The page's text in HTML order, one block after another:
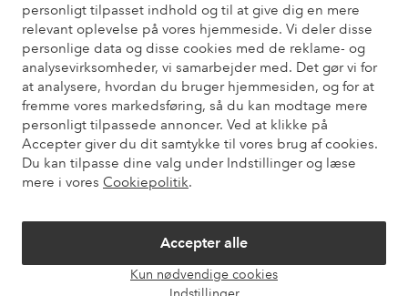
personligt tilpasset indhold og til at give dig en mere
relevant oplevelse på vores hjemmeside. Vi deler disse
personlige data og disse cookies med de reklame- og
analysevirksomheder, vi samarbejder med. Det gør vi for
at analysere, hvordan du bruger hjemmesiden, og for at
fremme vores markedsføring, så du kan modtage mere
personligt tilpassede annoncer. Ved at klikke på
Accepter giver du dit samtykke til vores brug af cookies.
Du kan tilpasse dine valg under Indstillinger og læse
mere i vores Cookiepolitik.
Accepter alle
Kun nødvendige cookies
Sikre betalinger
Vil du vide mere om vores betalingsmuligheder ?
elpy